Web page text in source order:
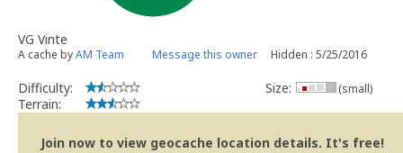
VG Vinte
A cache byAM Team Message this owner Hidden : 5/25/2016
Difficulty:
Terrain:
Size: (small)
Join now to view geocache location details. It's free!